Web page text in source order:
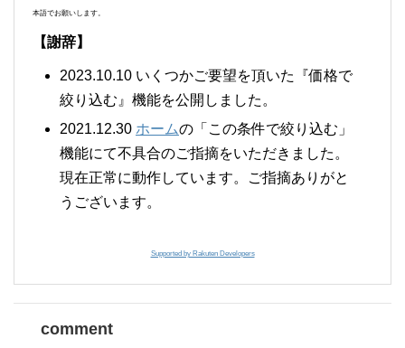
本語でお願いします。
【謝辞】
2023.10.10 いくつかご要望を頂いた『価格で
絞り込む』機能を公開しました。
2021.12.30 ホームの「この条件で絞り込む」
機能にて不具合のご指摘をいただきました。
現在正常に動作しています。ご指摘ありがと
うございます。
Supported by Rakuten Developers
comment